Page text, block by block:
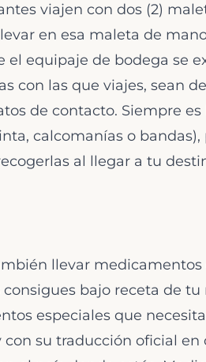
viajen con dos (2)
en esa maleta de
el equipaje de bodega se
con las que viajes, sean
de contacto. Siempre
calcomanías o
al llegar a tu
llevar medicamentos
bajo receta de
especiales que
su traducción oficial en